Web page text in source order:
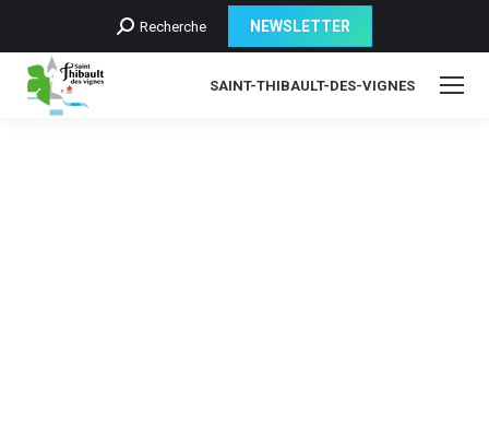
Recherche
Recherche NEWSLETTER
SAINT-THIBAULT-DES-VIGNES